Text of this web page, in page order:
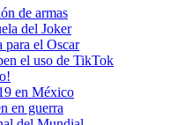
de armas
del Joker
para el Oscar
el uso de TikTok
en México
en guerra